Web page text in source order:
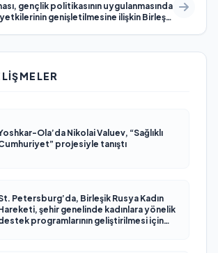
gençlik politikasının uygulanmasında
genişletilmesine ilişkin Birleşik
Ola’da Nikolai Valuev, “Sağlıklı
projesiyle tanıştı
Petersburg’da, Birleşik Rusya Kadın
şehir genelinde kadınlara yönelik
programlarının geliştirilmesi için